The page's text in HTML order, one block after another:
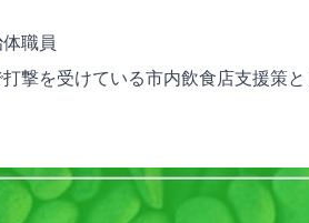
職員
撃を受けている市内飲食店支援策と